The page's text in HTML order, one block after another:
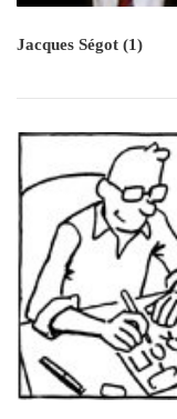
Jacques Ségot (1)